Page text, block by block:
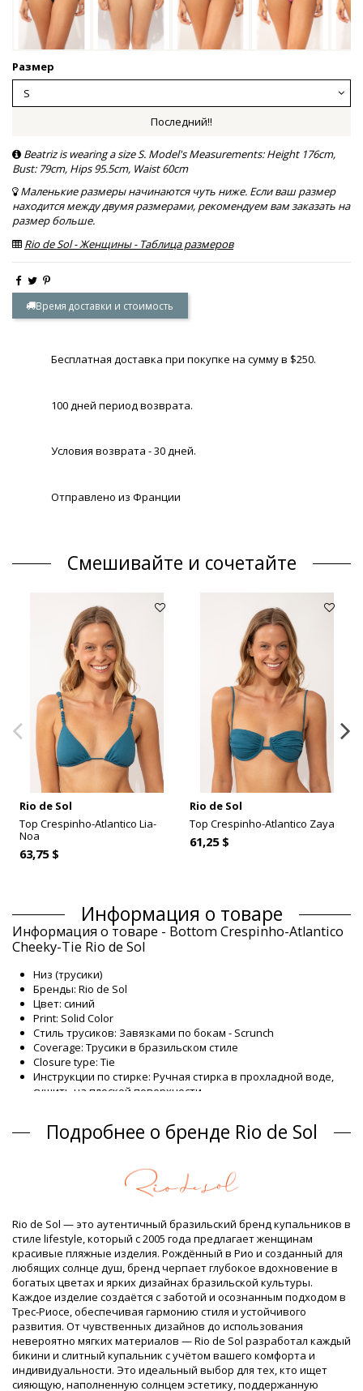
Размер
Последний!!
Beatriz is wearing a size S. Model's Measurements: Height 176cm,
Bust: 79cm, Hips 95.5cm, Waist 60cm
Маленькие размеры начинаются чуть ниже. Если ваш размер
находится между двумя размерами, рекомендуем вам заказать на
размер больше.
Rio de Sol - Женщины - Таблица размеров
Время доставки и стоимость
Бесплатная доставка при покупке на сумму в $250.
100 дней период возврата.
Условия возврата - 30 дней.
Отправлено из Франции
Смешивайте и сочетайте
Rio de Sol
Top Crespinho-Atlantico Lia-
Noa
63,75 $
Rio de Sol
Top Crespinho-Atlantico Zaya
61,25 $
Информация о товаре
Информация о товаре - Bottom Crespinho-Atlantico
Cheeky-Tie Rio de Sol
Низ (трусики)
Бренды: Rio de Sol
Цвет: синий
Print: Solid Color
Стиль трусиков: Завязками по бокам - Scrunch
Coverage: Трусики в бразильском стиле
Closure type: Tie
Инструкции по стирке: Ручная стирка в прохладной воде,
сушить на плоской поверхности
Низ (трусики) синий Rio de Sol SPRING
Состав
Состав: 84% Biodegradable Nylon (AMNI SOUL ECO), 16%
Spandex (LYCRA) - OEKO-TEX - Chlorine Resistant
Подкладка: 84% Biodegradable Nylon (AMNI SOUL ECO), 16%
Spandex (LYCRA) - OEKO-TEX - Chlorine Resistant
UV Protection: UPF 50+
Информация о товаре
Отдел: ЖЕНЩИНЫ, Низ (трусики)
Упаковка включает: 1 x Низ (трусики) (Другие аксессуары
не включены)
HS CODE: 6112.41.0010
SKU: 1981126708
EAN: XS (7899810437853), S (7899810437860), M (7899810437877),
L (7899810437884), XL (7899810437891)
Подробнее о бренде Rio de Sol
Rio de Sol — это аутентичный бразильский бренд купальников в
стиле lifestyle, который с 2005 года предлагает женщинам
красивые пляжные изделия. Рождённый в Рио и созданный для
любящих солнце душ, бренд черпает глубокое вдохновение в
богатых цветах и ярких дизайнах бразильской культуры.
Каждое изделие создаётся с заботой и осознанным подходом в
Трес-Риосе, обеспечивая гармонию стиля и устойчивого
развития. От чувственных дизайнов до использования
невероятно мягких материалов — Rio de Sol разработал каждый
бикини и слитный купальник с учётом вашего комфорта и
индивидуальности. Это идеальный выбор для тех, кто ищет
сияющую, наполненную солнцем эстетику, поддержанную